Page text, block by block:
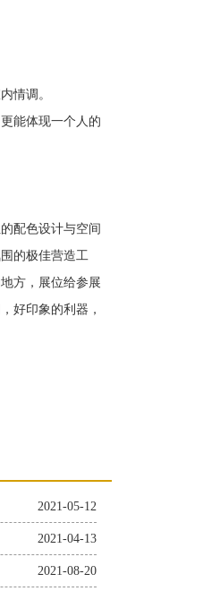
情调。
能体现一个人的
配色设计与空间
的极佳营造工
方，展位给参展
好印象的利器，
2021-05-12
2021-04-13
2021-08-20